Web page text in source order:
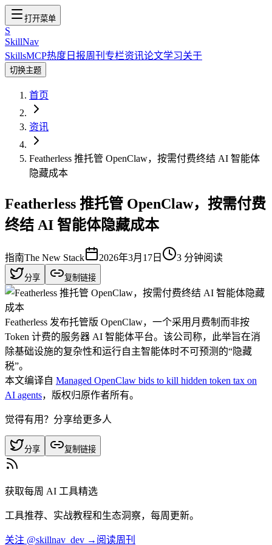
打开菜单
S
SkillNav
SkillsMCP热度 日报周刊 专栏资讯论文学习关于
切换主题
首页
资讯
Featherless 推托管 OpenClaw，按需付费终结 AI 智能体
隐藏成本
Featherless 推托管 OpenClaw，按需付费
终结 AI 智能体隐藏成本
指南The New Stack 2026年3月17日 3 分钟阅读
分享 复制链接
Featherless 发布托管版 OpenClaw，一个采用月费制而非按
Token 计费的服务器 AI 智能体平台。该公司称，此举旨在消
除基础设施的复杂性和运行自主智能体时不可预测的“隐藏
税”。
本文编译自 Managed OpenClaw bids to kill hidden token tax on
AI agents，版权归原作者所有。
觉得有用？分享给更多人
分享 复制链接
获取每周 AI 工具精选
工具推荐、实战教程和生态洞察，每周更新。
关注 @skillnav_dev → 阅读周刊